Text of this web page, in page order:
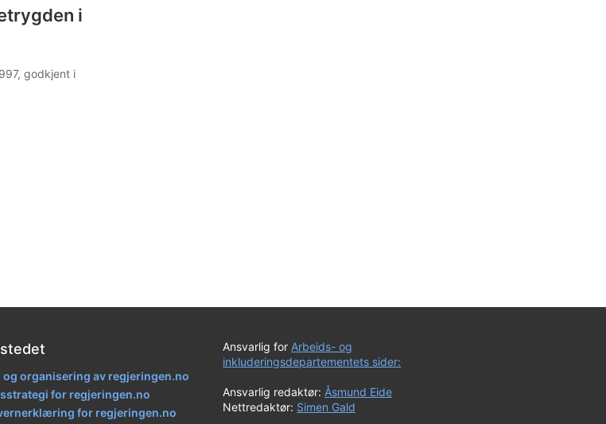
i
godkjent i
og organisering av regjeringen.no
for regjeringen.no
for regjeringen.no
Ansvarlig for Arbeids- og
inkluderingsdepartementets sider:
Ansvarlig redaktør: Åsmund Eide
Nettredaktør: Simen Gald